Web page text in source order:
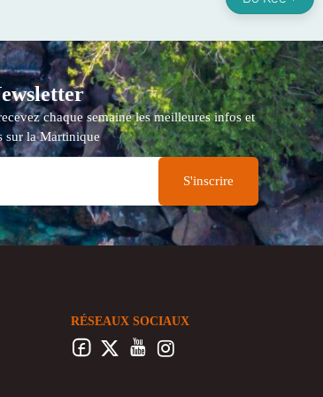
chaque semaine les meilleures infos et
sur la Martinique
RÉSEAUX SOCIAUX